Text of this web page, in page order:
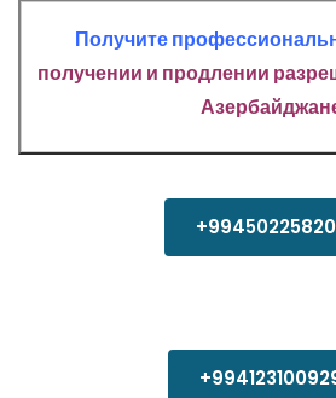
Получите
получении и продлении